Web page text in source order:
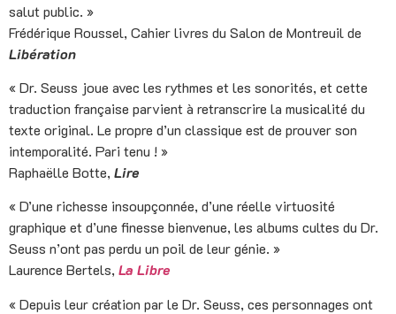
salut public. »
Frédérique Roussel, Cahier livres du Salon de Montreuil de
Libération
« Dr. Seuss joue avec les rythmes et les sonorités, et cette
traduction française parvient à retranscrire la musicalité du
texte original. Le propre d’un classique est de prouver son
intemporalité. Pari tenu ! »
Raphaëlle Botte, Lire
« D’une richesse insoupçonnée, d’une réelle virtuosité
graphique et d’une finesse bienvenue, les albums cultes du Dr.
Seuss n’ont pas perdu un poil de leur génie. »
Laurence Bertels, La Libre
« Depuis leur création par le Dr. Seuss, ces personnages ont